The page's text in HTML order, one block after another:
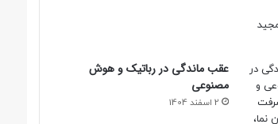
عقب ماندگی در رباتیک و هوش
مصنوعی
2 اسفند 1404